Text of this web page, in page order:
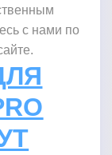
с нами по